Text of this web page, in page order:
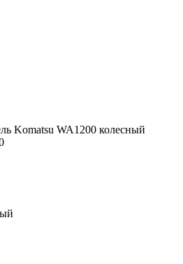
Komatsu WA1200 колесный